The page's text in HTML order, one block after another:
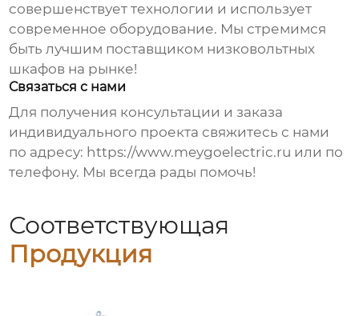
совершенствует технологии и использует
современное оборудование. Мы стремимся
быть лучшим поставщиком низковольтных
шкафов на рынке!
Связаться с нами
Для получения консультации и заказа
индивидуального проекта свяжитесь с нами
по адресу: https://www.meygoelectric.ru или по
телефону. Мы всегда рады помочь!
Соответствующая
Продукция